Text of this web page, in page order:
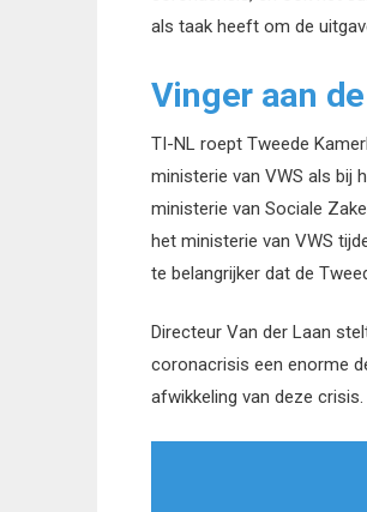
als taak heeft om de
Vinger aan
TI-NL roept Tweede
ministerie van VWS als bij
ministerie van Sociale
het ministerie van VWS
te belangrijker dat de
Directeur Van der Laan
coronacrisis een enorme
afwikkeling van deze